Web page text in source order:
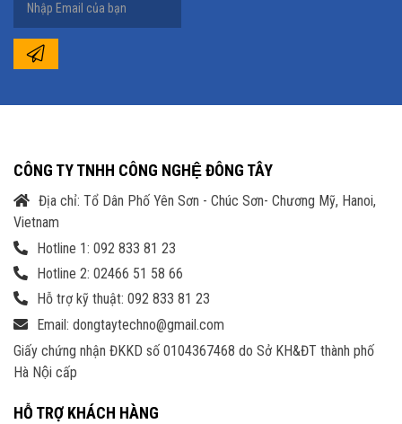
CÔNG TY TNHH CÔNG NGHỆ ĐÔNG TÂY
Địa chỉ: Tổ Dân Phố Yên Sơn - Chúc Sơn- Chương Mỹ, Hanoi,
Vietnam
Hotline 1: 092 833 81 23
Hotline 2: 02466 51 58 66
Hỗ trợ kỹ thuật: 092 833 81 23
Email: dongtaytechno@gmail.com
Giấy chứng nhận ĐKKD số 0104367468 do Sở KH&ĐT thành phố
Hà Nội cấp
HỖ TRỢ KHÁCH HÀNG